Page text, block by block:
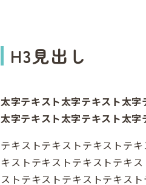
H3見出し
太字テキスト太字テキスト太
太字テキスト太字テキスト太
テキストテキストテキストテ
キストテキストテキストテキ
ストテキストテキストテキス